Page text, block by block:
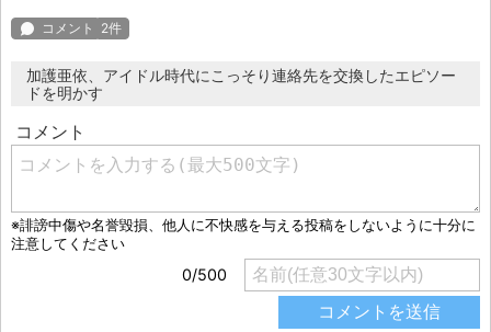
加護亜依、アイドル時代にこっそり連絡先を交換したエピソー
ドを明かす